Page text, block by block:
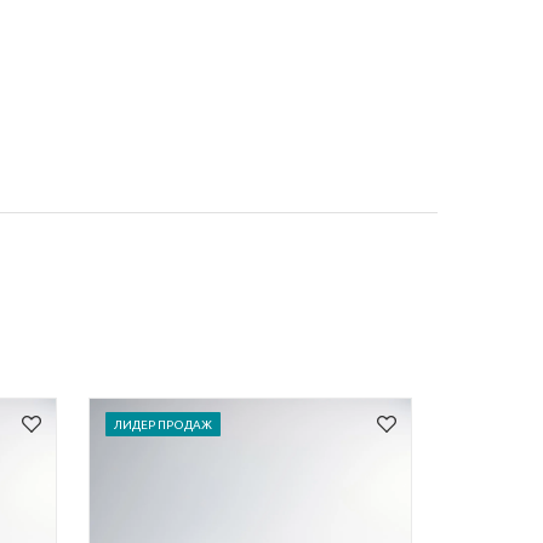
ЛИДЕР ПРОДАЖ